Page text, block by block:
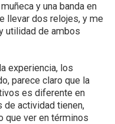
y una banda en
llevar dos relojes, y me
utilidad de ambos
experiencia, los
parece claro que la
es diferente en
de actividad tienen,
que ver en términos